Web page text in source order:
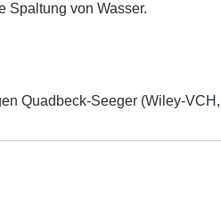
Spaltung von Wasser.
Quadbeck-Seeger (Wiley-